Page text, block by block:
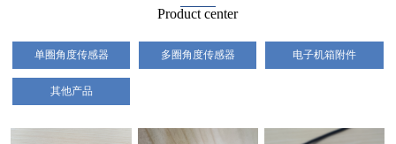
Product center
单圈角度传感器 多圈角度传感器 电子机箱附件
其他产品